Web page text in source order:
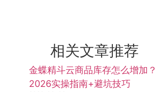
相关文章推荐
金蝶精斗云商品库存怎么增加？
2026实操指南+避坑技巧